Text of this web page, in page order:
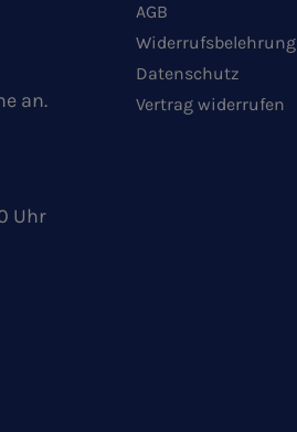
an.
Uhr
AGB
Widerrufsbelehrung
Datenschutz
Vertrag widerrufen